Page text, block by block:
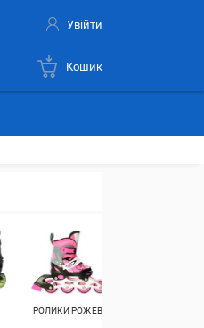
Увійти
Кошик
РОЛИКИ РОЖЕВІ